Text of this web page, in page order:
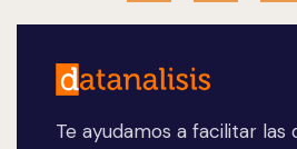
Te ayudamos a facilitar las